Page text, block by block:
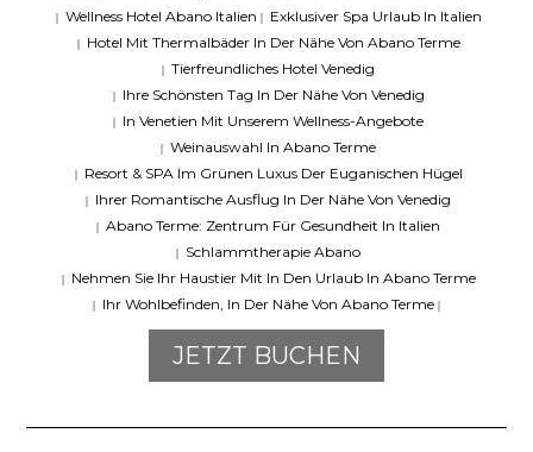
| Wellness Hotel Abano Italien | Exklusiver Spa Urlaub In Italien
| Hotel Mit Thermalbäder In Der Nähe Von Abano Terme
| Tierfreundliches Hotel Venedig
| Ihre Schönsten Tag In Der Nähe Von Venedig
| In Venetien Mit Unserem Wellness-Angebote
| Weinauswahl In Abano Terme
| Resort & SPA Im Grünen Luxus Der Euganischen Hügel
| Ihrer Romantische Ausflug In Der Nähe Von Venedig
| Abano Terme: Zentrum Für Gesundheit In Italien
| Schlammtherapie Abano
| Nehmen Sie Ihr Haustier Mit In Den Urlaub In Abano Terme
| Ihr Wohlbefinden, In Der Nähe Von Abano Terme |
JETZT BUCHEN